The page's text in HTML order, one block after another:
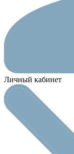
Личный кабинет